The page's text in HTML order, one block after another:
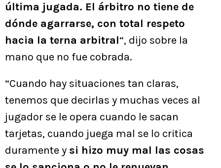
última jugada. El árbitro no tiene de
dónde agarrarse, con total respeto
hacia la terna arbitral“, dijo sobre la
mano que no fue cobrada.
“Cuando hay situaciones tan claras,
tenemos que decirlas y muchas veces al
jugador se le opera cuando le sacan
tarjetas, cuando juega mal se lo critica
duramente y si hizo muy mal las cosas